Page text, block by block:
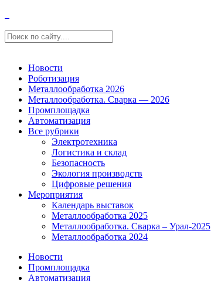
Новости
Роботизация
Металлообработка 2026
Металлообработка. Сварка — 2026
Промплощадка
Автоматизация
Все рубрики
Электротехника
Логистика и склад
Безопасность
Экология производств
Цифровые решения
Мероприятия
Календарь выставок
Металлообработка 2025
Металлообработка. Сварка – Урал-2025
Металлообработка 2024
Новости
Промплощадка
Автоматизация